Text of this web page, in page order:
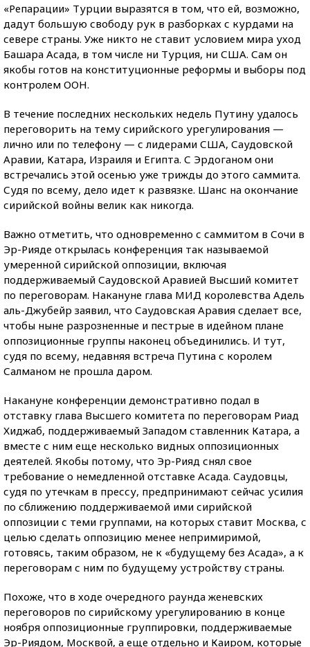
«Репарации» Турции выразятся в том, что ей, возможно,
дадут большую свободу рук в разборках с курдами на
севере страны. Уже никто не ставит условием мира уход
Башара Асада, в том числе ни Турция, ни США. Сам он
якобы готов на конституционные реформы и выборы под
контролем ООН.
В течение последних нескольких недель Путину удалось
переговорить на тему сирийского урегулирования —
лично или по телефону — с лидерами США, Саудовской
Аравии, Катара, Израиля и Египта. С Эрдоганом они
встречались этой осенью уже трижды до этого саммита.
Судя по всему, дело идет к развязке. Шанс на окончание
сирийской войны велик как никогда.
Важно отметить, что одновременно с саммитом в Сочи в
Эр-Рияде открылась конференция так называемой
умеренной сирийской оппозиции, включая
поддерживаемый Саудовской Аравией Высший комитет
по переговорам. Накануне глава МИД королевства Адель
аль-Джубейр заявил, что Саудовская Аравия сделает все,
чтобы ныне разрозненные и пестрые в идейном плане
оппозиционные группы наконец объединились. И тут,
судя по всему, недавняя встреча Путина с королем
Салманом не прошла даром.
Накануне конференции демонстративно подал в
отставку глава Высшего комитета по переговорам Риад
Хиджаб, поддерживаемый Западом ставленник Катара, а
вместе с ним еще несколько видных оппозиционных
деятелей. Якобы потому, что Эр-Рияд снял свое
требование о немедленной отставке Асада. Саудовцы,
судя по утечкам в прессу, предпринимают сейчас усилия
по сближению поддерживаемой ими сирийской
оппозиции с теми группами, на которых ставит Москва, с
целью сделать оппозицию менее непримиримой,
готовясь, таким образом, не к «будущему без Асада», а к
переговорам с ним по будущему устройству страны.
Похоже, что в ходе очередного раунда женевских
переговоров по сирийскому урегулированию в конце
ноября оппозиционные группировки, поддерживаемые
Эр-Риядом, Москвой, а еще отдельно и Каиром, которые